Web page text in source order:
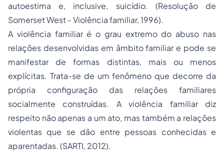
autoestima e, inclusive, suicídio. (Resolução de
Somerset West - Violência familiar, 1996).
A violência familiar é o grau extremo do abuso nas
relações desenvolvidas em âmbito familiar e pode se
manifestar de formas distintas, mais ou menos
explícitas. Trata-se de um fenômeno que decorre da
própria configuração das relações familiares
socialmente construídas. A violência familiar diz
respeito não apenas a um ato, mas também a relações
violentas que se dão entre pessoas conhecidas e
aparentadas. (SARTI, 2012).